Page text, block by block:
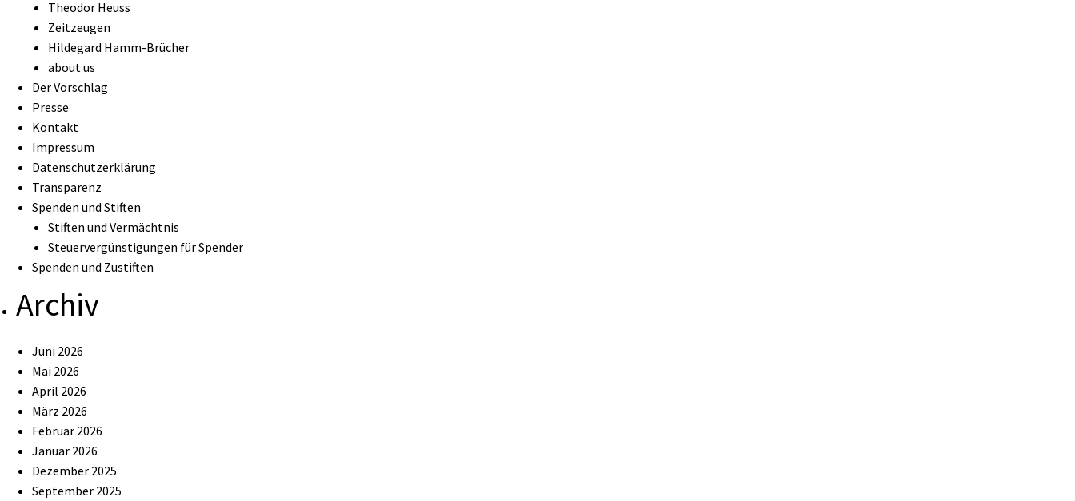
Theodor Heuss
Zeitzeugen
Hildegard Hamm-Brücher
about us
Der Vorschlag
Presse
Kontakt
Impressum
Datenschutzerklärung
Transparenz
Spenden und Stiften
Stiften und Vermächtnis
Steuervergünstigungen für Spender
Spenden und Zustiften
Archiv
Juni 2026
Mai 2026
April 2026
März 2026
Februar 2026
Januar 2026
Dezember 2025
September 2025